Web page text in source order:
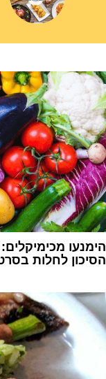
הימנעו
הסיכון לחלות בסרטן